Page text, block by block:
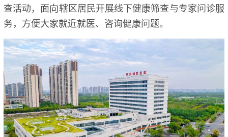
查活动，面向辖区居民开展线下健康筛查与专家问诊服
务，方便大家就近就医、咨询健康问题。